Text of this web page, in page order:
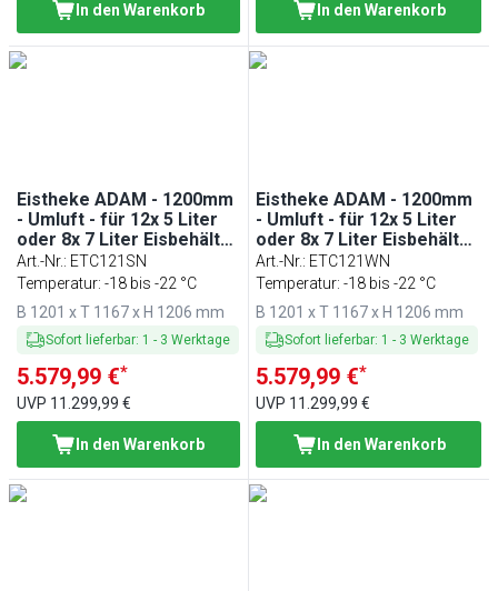
In den Warenkorb In den Warenkorb
Eistheke ADAM - 1200mm
- Umluft - für 12x 5 Liter
oder 8x 7 Liter Eisbehälter
- Schwarz
Art.-Nr.: ETC121SN
Temperatur: -18 bis -22 °C
B 1201 x T 1167 x H 1206 mm
Sofort lieferbar: 1 - 3 Werktage
5.579,99 €*
UVP 11.299,99 €
In den Warenkorb
Eistheke ADAM - 1200mm
- Umluft - für 12x 5 Liter
oder 8x 7 Liter Eisbehälter
- Weiß
Art.-Nr.: ETC121WN
Temperatur: -18 bis -22 °C
B 1201 x T 1167 x H 1206 mm
Sofort lieferbar: 1 - 3 Werktage
5.579,99 €*
UVP 11.299,99 €
In den Warenkorb